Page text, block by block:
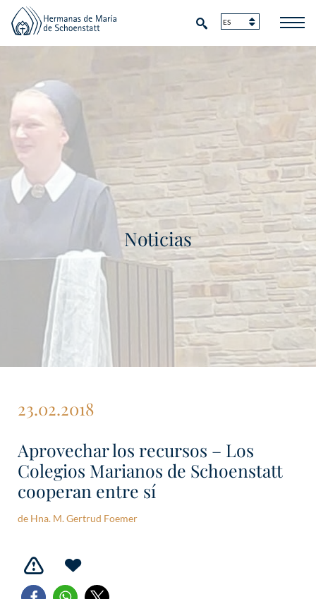
Noticias
23.02.2018
Aprovechar los recursos – Los
Colegios Marianos de Schoenstatt
cooperan entre sí
de Hna. M. Gertrud Foemer